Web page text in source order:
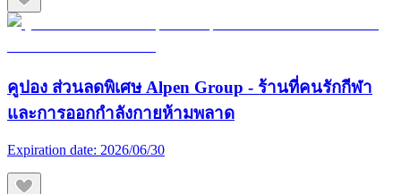
คูปอง ส่วนลดพิเศษ Alpen Group - ร้านที่คนรักกีฬา
และการออกกำลังกายห้ามพลาด
Expiration date: 2026/06/30